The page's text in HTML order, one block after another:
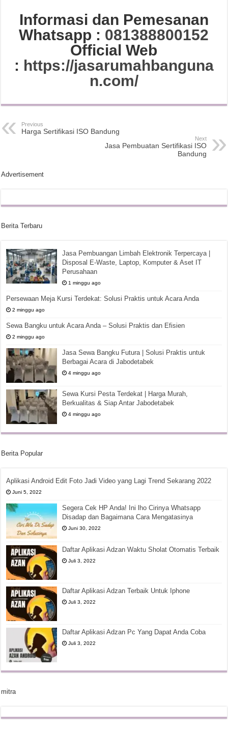
Informasi dan Pemesanan
Whatsapp : 081388800152
Official Web
: https://jasarumahbanguna
n.com/
Previous
Harga Sertifikasi ISO Bandung
Next
Jasa Pembuatan Sertifikasi ISO
Bandung
Advertisement
Berita Terbaru
Jasa Pembuangan Limbah Elektronik Terpercaya |
Disposal E-Waste, Laptop, Komputer & Aset IT
Perusahaan
1 minggu ago
Persewaan Meja Kursi Terdekat: Solusi Praktis untuk Acara Anda
2 minggu ago
Sewa Bangku untuk Acara Anda – Solusi Praktis dan Efisien
2 minggu ago
Jasa Sewa Bangku Futura | Solusi Praktis untuk
Berbagai Acara di Jabodetabek
4 minggu ago
Sewa Kursi Pesta Terdekat | Harga Murah,
Berkualitas & Siap Antar Jabodetabek
4 minggu ago
Berita Popular
Aplikasi Android Edit Foto Jadi Video yang Lagi Trend Sekarang 2022
Juni 5, 2022
Segera Cek HP Anda! Ini lho Cirinya Whatsapp
Disadap dan Bagaimana Cara Mengatasinya
Juni 30, 2022
Daftar Aplikasi Adzan Waktu Sholat Otomatis Terbaik
Juli 3, 2022
Daftar Aplikasi Adzan Terbaik Untuk Iphone
Juli 3, 2022
Daftar Aplikasi Adzan Pc Yang Dapat Anda Coba
Juli 3, 2022
mitra